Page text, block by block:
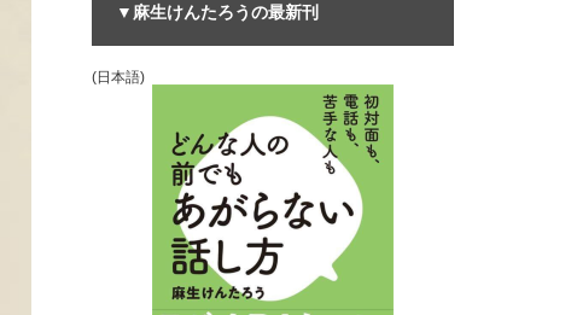
▼麻生けんたろうの最新刊
(日本語)